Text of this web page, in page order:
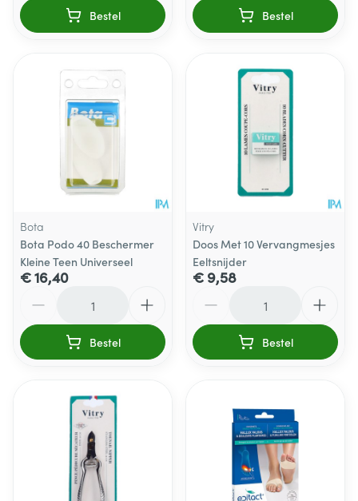
Bestel Bestel
Bota
Bota Podo 40 Beschermer
Kleine Teen Universeel
€ 16,40
Bestel
Vitry
Doos Met 10 Vervangmesjes
Eeltsnijder
€ 9,58
Bestel